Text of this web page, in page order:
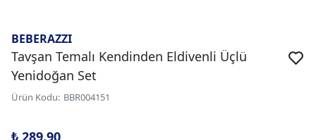
BEBERAZZI
Tavşan Temalı Kendinden Eldivenli Üçlü
Yenidoğan Set
Ürün Kodu: BBR004151
₺ 289.90